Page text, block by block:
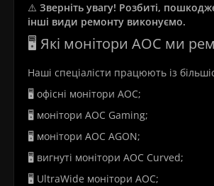
⚠️ Зверніть увагу! Розбиті,
інші види ремонту виконуємо.
🖥️ Які монітори AOC ми
Наші спеціалісти працюють із
🖥️ офісні монітори AOC;
🖥️ монітори AOC Gaming;
🖥️ монітори AOC AGON;
🖥️ вигнуті монітори AOC Curved;
🖥️ UltraWide монітори AOC;